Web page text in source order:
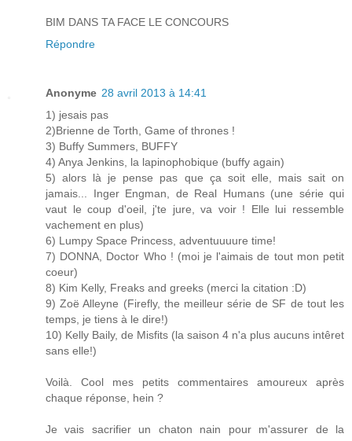
BIM DANS TA FACE LE CONCOURS
Répondre
Anonyme 28 avril 2013 à 14:41
1) jesais pas
2)Brienne de Torth, Game of thrones !
3) Buffy Summers, BUFFY
4) Anya Jenkins, la lapinophobique (buffy again)
5) alors là je pense pas que ça soit elle, mais sait on
jamais... Inger Engman, de Real Humans (une série qui
vaut le coup d'oeil, j'te jure, va voir ! Elle lui ressemble
vachement en plus)
6) Lumpy Space Princess, adventuuuure time!
7) DONNA, Doctor Who ! (moi je l'aimais de tout mon petit
coeur)
8) Kim Kelly, Freaks and greeks (merci la citation :D)
9) Zoë Alleyne (Firefly, the meilleur série de SF de tout les
temps, je tiens à le dire!)
10) Kelly Baily, de Misfits (la saison 4 n'a plus aucuns intêret
sans elle!)
Voilà. Cool mes petits commentaires amoureux après
chaque réponse, hein ?
Je vais sacrifier un chaton nain pour m'assurer de la